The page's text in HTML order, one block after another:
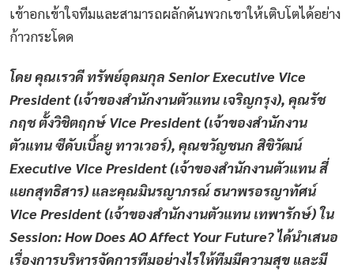
เข้าอกเข้าใจทีมและสามารถผลักดันพวกเขาให้เติบโตได้อย่าง
ก้าวกระโดด
โดย คุณเรวดี ทรัพย์อุดมกุล Senior Executive Vice
President (เจ้าของสำนักงานตัวแทน เจริญกรุง), คุณรัช
กฤช ตั้งวิชิตฤกษ์ Vice President (เจ้าของสำนักงาน
ตัวแทน ซีดับเบิ้ลยู ทาวเวอร์), คุณขวัญชนก สิขิวัฒน์
Executive Vice President (เจ้าของสำนักงานตัวแทน สี่
แยกสุทธิสาร) และคุณมินรญาภรณ์ ธนาพรอรญาทัศน์
Vice President (เจ้าของสำนักงานตัวแทน เทพารักษ์) ใน
Session: How Does AO Affect Your Future? ได้นำเสนอ
เรื่องการบริหารจัดการทีมอย่างไรให้ทีมมีความสุข และมี